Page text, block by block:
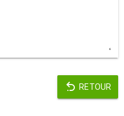
RETOUR